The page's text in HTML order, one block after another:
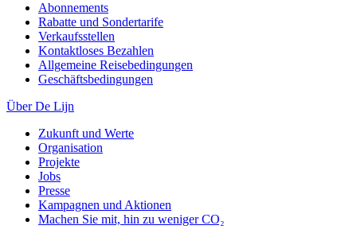
Abonnements
Rabatte und Sondertarife
Verkaufsstellen
Kontaktloses Bezahlen
Allgemeine Reisebedingungen
Geschäftsbedingungen
Über De Lijn
Zukunft und Werte
Organisation
Projekte
Jobs
Presse
Kampagnen und Aktionen
Machen Sie mit, hin zu weniger CO₂